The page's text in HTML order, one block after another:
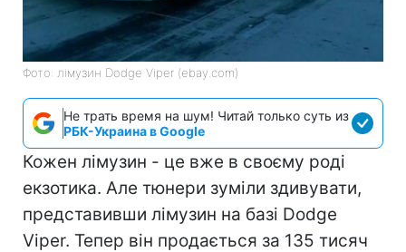
Фото: лімузин Dodge Viper (ebay.com)
Не трать время на шум! Читай только суть из
РБК-Украина в Google
Кожен лімузин - це вже в своєму роді
екзотика. Але тюнери зуміли здивувати,
представивши лімузин на базі Dodge
Viper. Тепер він продається за 135 тисяч